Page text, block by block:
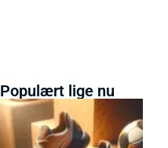
Populært lige nu